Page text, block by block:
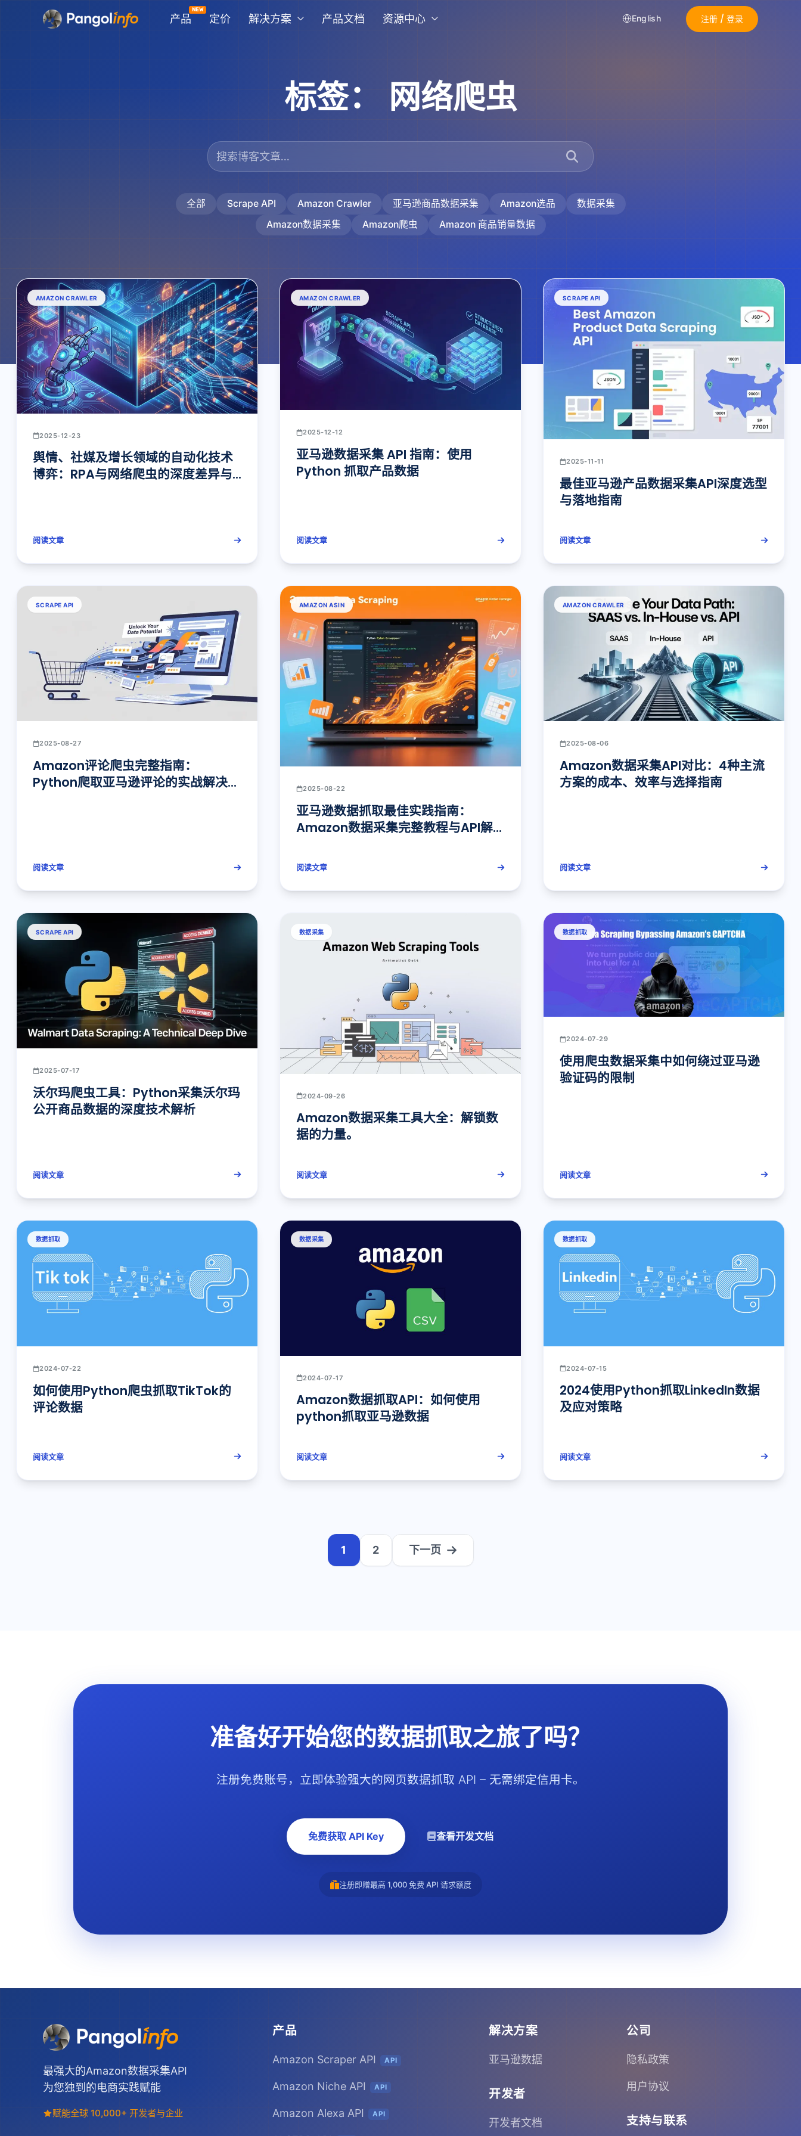
产品 定价 解决方案 产品文档 资源中心 English 注册 / 登录
标签： 网络爬虫
全部 Scrape API Amazon Crawler 亚马逊商品数据采集 Amazon选品
数据采集
Amazon数据采集
Amazon爬虫 Amazon 商品销量数据
AMAZON CRAWLER
2025-12-23
舆情、社媒及增长领域的自动化技术
博弈：RPA与网络爬虫的深度差异与
阅读文章
AMAZON CRAWLER
2025-12-12
亚马逊数据采集 API 指南：使用
Python 抓取产品数据
阅读文章
SCRAPE API
2025-11-11
最佳亚马逊产品数据采集API深度选型
与落地指南
阅读文章
SCRAPE API
2025-08-27
Amazon评论爬虫完整指南：
Python爬取亚马逊评论的实战解决方
阅读文章
AMAZON ASIN
2025-08-22
亚马逊数据抓取最佳实践指南：
Amazon数据采集完整教程与API解
阅读文章
AMAZON CRAWLER
2025-08-06
Amazon数据采集API对比：4种主流
方案的成本、效率与选择指南
阅读文章
SCRAPE API
2025-07-17
沃尔玛爬虫工具：Python采集沃尔玛
公开商品数据的深度技术解析
阅读文章
数据采集
2024-09-26
Amazon数据采集工具大全：解锁数
据的力量。
阅读文章
数据抓取
2024-07-29
使用爬虫数据采集中如何绕过亚马逊
验证码的限制
阅读文章
数据抓取
2024-07-22
如何使用Python爬虫抓取TikTok的
评论数据
阅读文章
数据采集
2024-07-17
Amazon数据抓取API：如何使用
python抓取亚马逊数据
阅读文章
数据抓取
2024-07-15
2024使用Python抓取LinkedIn数据
及应对策略
阅读文章
1 2 下一页
准备好开始您的数据抓取之旅了吗？
注册免费账号，立即体验强大的网页数据抓取 API – 无需绑定信用卡。
免费获取 API Key 查看开发文档
注册即赠最高 1,000 免费 API 请求额度
最强大的Amazon数据采集API
为您独到的电商实践赋能
赋能全球 10,000+ 开发者与企业
产品
Amazon Scraper API API
Amazon Niche API API
Amazon Alexa API API
解决方案
亚马逊数据
开发者
开发者文档
公司
隐私政策
用户协议
支持与联系